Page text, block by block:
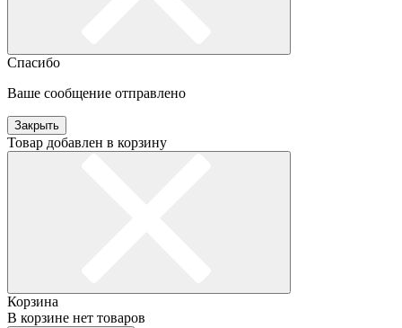
Спасибо
Ваше сообщение отправлено
Закрыть
Товар добавлен в корзину
Корзина
В корзине нет товаров